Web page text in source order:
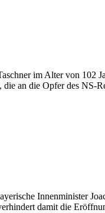
im Alter von 102
die an die Opfer des
Innenminister
damit die